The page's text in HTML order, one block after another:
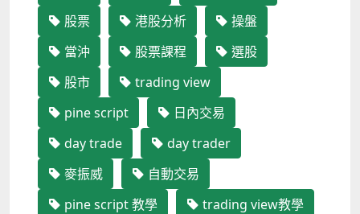
股票
港股分析
操盤
當沖
股票課程
選股
股市
trading view
pine script
日內交易
day trade
day trader
麥振威
自動交易
pine script 教學
trading view教學